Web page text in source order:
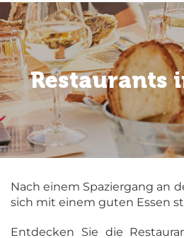
Restaurants
Nach einem Spaziergang an
sich mit einem guten Essen
Entdecken Sie die